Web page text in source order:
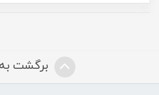
برگشت به